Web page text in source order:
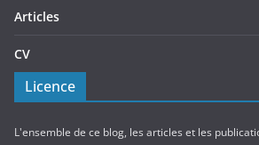
Articles
CV
Licence
L'ensemble de ce blog, les articles et les